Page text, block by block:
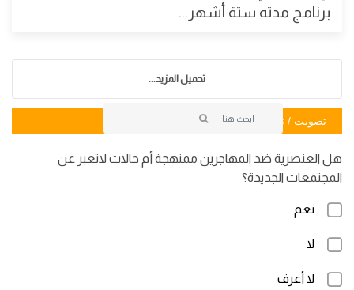
برنامج مدته ستة أشهر...
تحميل المزيد...
تصويت / تصويت
هل العنصرية ضد المهاجرين ممنهجة أم حالات لاتعبر عن
المجتمعات الجديدة؟
نعم
لا
لا أعرف